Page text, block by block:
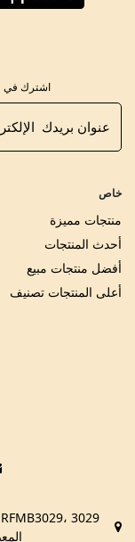
خاص
منتجات مميزة
أحدث المنتجات
أفضل منتجات مبيع
أعلى المنتجات تصنيف
اشترك في